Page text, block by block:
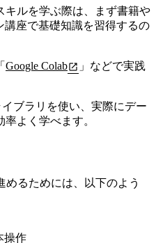
キルを学ぶ際は、まず書籍や
講座で基礎知識を習得するの
Google Colab
」などで実践
イブラリを使い、実際にデー
よく学べます。
るためには、以下のよう
操作